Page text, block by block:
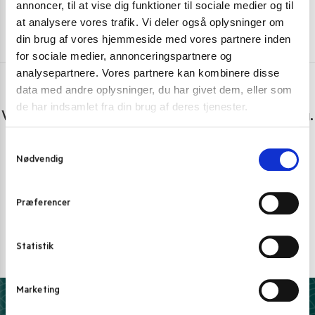
annoncer, til at vise dig funktioner til sociale medier og til
at analysere vores trafik. Vi deler også oplysninger om
din brug af vores hjemmeside med vores partnere inden
for sociale medier, annonceringspartnere og
analysepartnere. Vores partnere kan kombinere disse
data med andre oplysninger, du har givet dem, eller som
de har indsamlet fra din brug af deres tjenester.
v
Nødvendig
Præferencer
Statistik
Marketing
Har du spørgsmål eller brug for hjælp?
Vi er lige her. Kundeservice sidder klar til at hjælpe dig.